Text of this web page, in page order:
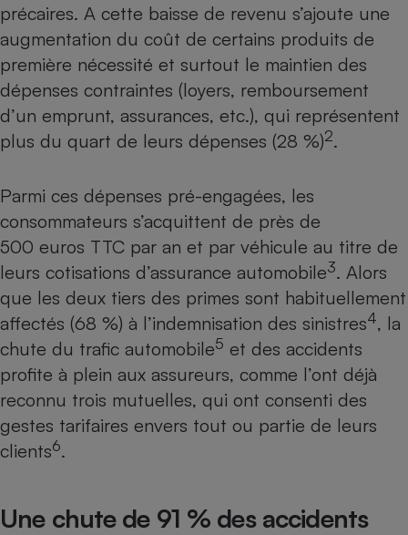
précaires. A cette baisse de revenu s’ajoute une
augmentation du coût de certains produits de
première nécessité et surtout le maintien des
dépenses contraintes (loyers, remboursement
d’un emprunt, assurances, etc.), qui représentent
plus du quart de leurs dépenses (28 %)2.
Parmi ces dépenses pré-engagées, les
consommateurs s’acquittent de près de
500 euros TTC par an et par véhicule au titre de
leurs cotisations d’assurance automobile3. Alors
que les deux tiers des primes sont habituellement
affectés (68 %) à l’indemnisation des sinistres4, la
chute du trafic automobile5 et des accidents
profite à plein aux assureurs, comme l’ont déjà
reconnu trois mutuelles, qui ont consenti des
gestes tarifaires envers tout ou partie de leurs
clients6.
Une chute de 91 % des accidents
Lave-linge
Plaque de cuisson à
induction
Climatiseur -
Ventilateur
Smartphone
Antivirus
Radiateur électrique
Climatiseur -
Ventilateur
Antimoustique